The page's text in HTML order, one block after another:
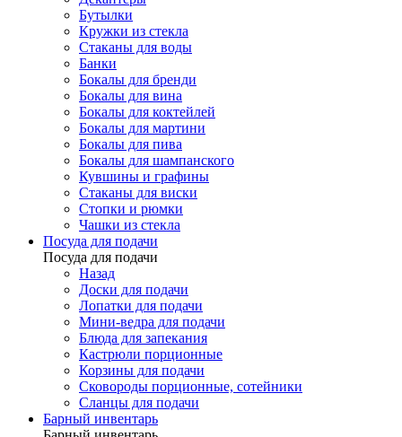
Бутылки
Кружки из стекла
Стаканы для воды
Банки
Бокалы для бренди
Бокалы для вина
Бокалы для коктейлей
Бокалы для мартини
Бокалы для пива
Бокалы для шампанского
Кувшины и графины
Стаканы для виски
Стопки и рюмки
Чашки из стекла
Посуда для подачи
Посуда для подачи
Назад
Доски для подачи
Лопатки для подачи
Мини-ведра для подачи
Блюда для запекания
Кастрюли порционные
Корзины для подачи
Сковороды порционные, сотейники
Сланцы для подачи
Барный инвентарь